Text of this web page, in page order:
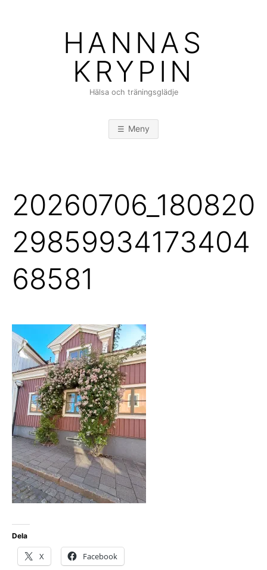
HANNAS
KRYPIN
Hälsa och träningsglädje
Meny
20260706_180820
29859934173404
68581
Dela
X Facebook